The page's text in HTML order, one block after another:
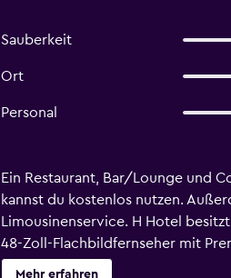
Sauberkeit
Ort
Personal
Ein Restaurant, Bar/Lounge und
kannst du kostenlos nutzen.
Limousinenservice. H Hotel
48-Zoll-Flachbildfernseher mit
Filme und Pay-TV. Die Bäder sind
Mehr erfahren